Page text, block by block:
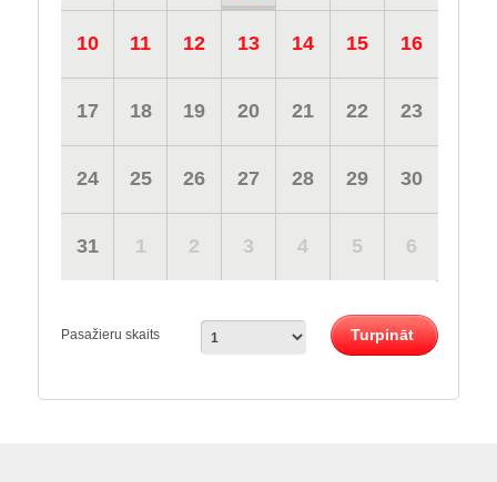
10 11 12 13 14 15 16
17 18 19 20 21 22 23
24 25 26 27 28 29 30
31 1 2 3 4 5 6
Pasažieru skaits Turpināt